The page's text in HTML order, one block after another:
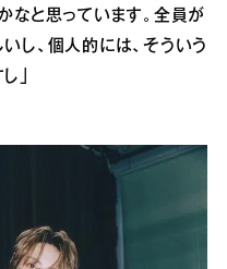
なと思っています。全員が
し、個人的には、そういう
」